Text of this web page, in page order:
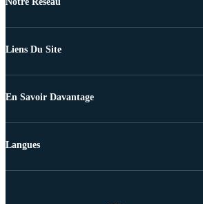
Liens Du Site
En Savoir Davantage
Langues